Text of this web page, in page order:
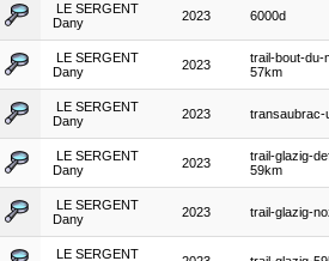
LE SERGENT
Dany
2023 6000d
LE SERGENT
Dany
2023
trail-bout-du-
57km
LE SERGENT
Dany
2023 transaubrac-
LE SERGENT
Dany
2023
trail-glazig-
59km
LE SERGENT
Dany
2023 trail-glazig-
LE SERGENT